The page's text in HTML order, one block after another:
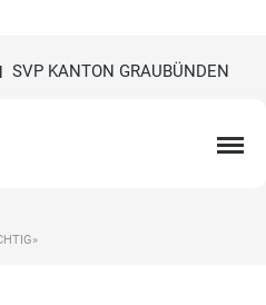
SVP KANTON GRAUBÜNDEN